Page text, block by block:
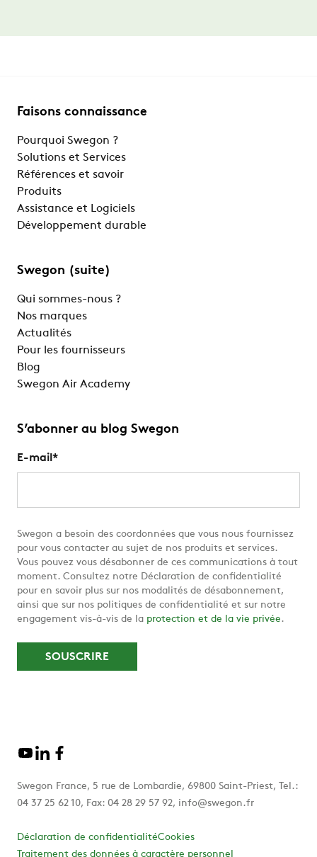
Faisons connaissance
Pourquoi Swegon ?
Solutions et Services
Références et savoir
Produits
Assistance et Logiciels
Développement durable
Swegon (suite)
Qui sommes-nous ?
Nos marques
Actualités
Pour les fournisseurs
Blog
Swegon Air Academy
S’abonner au blog Swegon
E-mail *
Swegon a besoin des coordonnées que vous nous fournissez
pour vous contacter au sujet de nos produits et services.
Vous pouvez vous désabonner de ces communications à tout
moment. Consultez notre Déclaration de confidentialité
pour en savoir plus sur nos modalités de désabonnement,
ainsi que sur nos politiques de confidentialité et sur notre
engagement vis-à-vis de la protection et de la vie privée.
Swegon France, 5 rue de Lombardie, 69800 Saint-Priest, Tel.:
04 37 25 62 10, Fax: 04 28 29 57 92, info@swegon.fr
Déclaration de confidentialitéCookies
Traitement des données à caractère personnel